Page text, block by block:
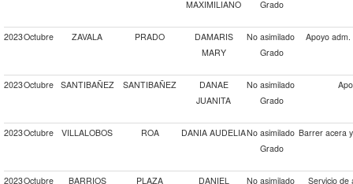
MAXIMILIANO
Grado
2023Octubre ZAVALA PRADO
DAMARIS
MARY
No asimilado
Grado
Apoyo
2023Octubre SANTIBAÑEZ SANTIBAÑEZ
DANAE
JUANITA
No asimilado
Grado
2023Octubre VILLALOBOS ROA DANIA AUDELIANo asimilado
Grado
Barrer acera
2023Octubre BARRIOS PLAZA
DANIEL
No asimilado
Servicio de